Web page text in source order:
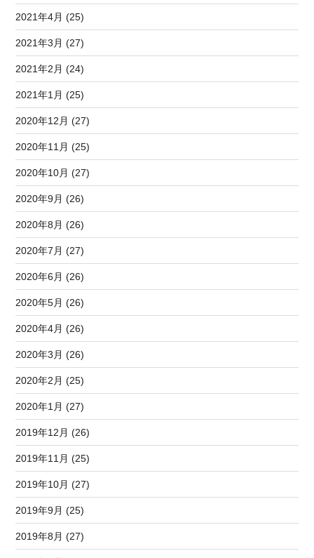
2021年4月 (25)
2021年3月 (27)
2021年2月 (24)
2021年1月 (25)
2020年12月 (27)
2020年11月 (25)
2020年10月 (27)
2020年9月 (26)
2020年8月 (26)
2020年7月 (27)
2020年6月 (26)
2020年5月 (26)
2020年4月 (26)
2020年3月 (26)
2020年2月 (25)
2020年1月 (27)
2019年12月 (26)
2019年11月 (25)
2019年10月 (27)
2019年9月 (25)
2019年8月 (27)